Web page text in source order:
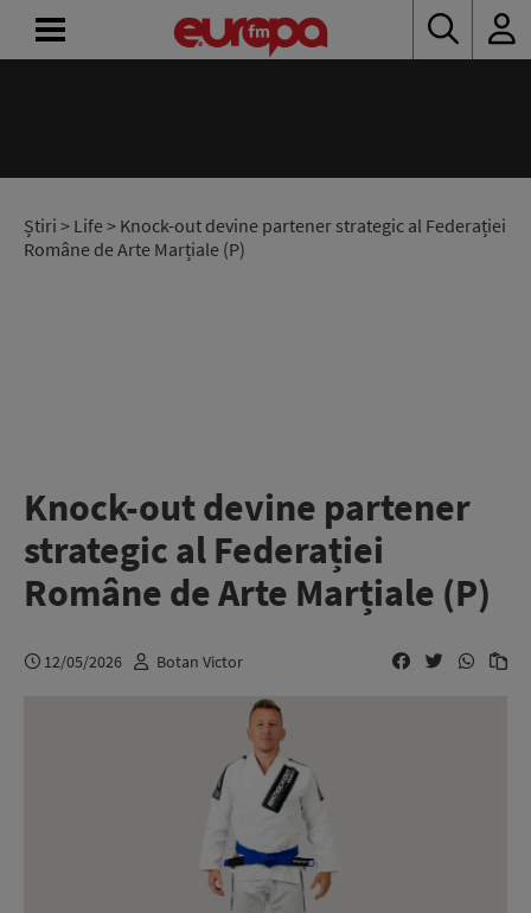
Știri > Life> Knock-out devine partener strategic al Federației
Române de Arte Marțiale (P)
Knock-out devine partener
strategic al Federației
Române de Arte Marțiale (P)
12/05/2026 Botan Victor
RADIO